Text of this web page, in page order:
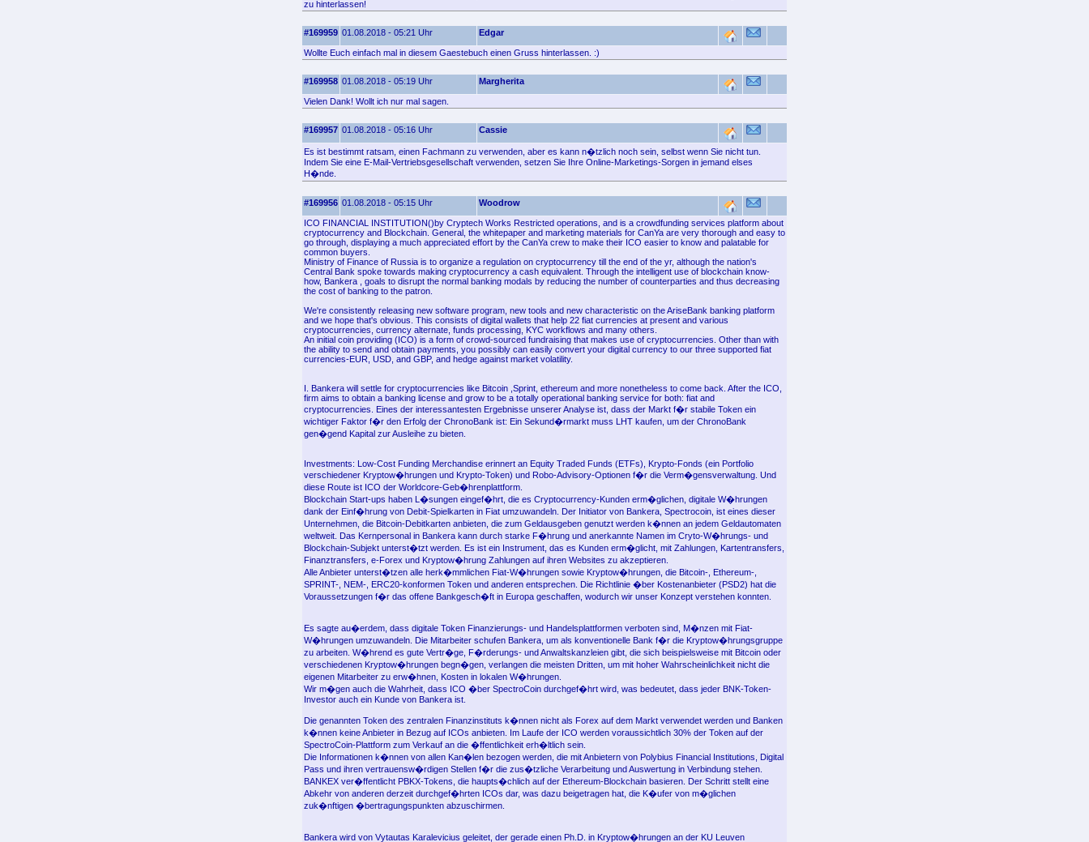
zu hinterlassen!
#169959 01.08.2018 - 05:21 Uhr Edgar
Wollte Euch einfach mal in diesem Gaestebuch einen Gruss hinterlassen. :)
#169958 01.08.2018 - 05:19 Uhr Margherita
Vielen Dank! Wollt ich nur mal sagen.
#169957 01.08.2018 - 05:16 Uhr Cassie
Es ist bestimmt ratsam, einen Fachmann zu verwenden, aber es kann n�tzlich noch sein, selbst wenn Sie nicht tun.
Indem Sie eine E-Mail-Vertriebsgesellschaft verwenden, setzen Sie Ihre Online-Marketings-Sorgen in jemand elses
H�nde.
#169956 01.08.2018 - 05:15 Uhr Woodrow
ICO FINANCIAL INSTITUTION()by Cryptech Works Restricted operations, and is a crowdfunding services platform about
cryptocurrency and Blockchain. General, the whitepaper and marketing materials for CanYa are very thorough and easy to
go through, displaying a much appreciated effort by the CanYa crew to make their ICO easier to know and palatable for
common buyers.
Ministry of Finance of Russia is to organize a regulation on cryptocurrency till the end of the yr, although the nation's
Central Bank spoke towards making cryptocurrency a cash equivalent. Through the intelligent use of blockchain know-
how, Bankera , goals to disrupt the normal banking modals by reducing the number of counterparties and thus decreasing
the cost of banking to the patron.
We're consistently releasing new software program, new tools and new characteristic on the AriseBank banking platform
and we hope that's obvious. This consists of digital wallets that help 22 fiat currencies at present and various
cryptocurrencies, currency alternate, funds processing, KYC workflows and many others.
An initial coin providing (ICO) is a form of crowd-sourced fundraising that makes use of cryptocurrencies. Other than with
the ability to send and obtain payments, you possibly can easily convert your digital currency to our three supported fiat
currencies-EUR, USD, and GBP, and hedge against market volatility.
I. Bankera will settle for cryptocurrencies like Bitcoin ,Sprint, ethereum and more nonetheless to come back. After the ICO,
firm aims to obtain a banking license and grow to be a totally operational banking service for both: fiat and
cryptocurrencies. Eines der interessantesten Ergebnisse unserer Analyse ist, dass der Markt f�r stabile Token ein
wichtiger Faktor f�r den Erfolg der ChronoBank ist: Ein Sekund�rmarkt muss LHT kaufen, um der ChronoBank
gen�gend Kapital zur Ausleihe zu bieten.
Investments: Low-Cost Funding Merchandise erinnert an Equity Traded Funds (ETFs), Krypto-Fonds (ein Portfolio
verschiedener Kryptow�hrungen und Krypto-Token) und Robo-Advisory-Optionen f�r die Verm�gensverwaltung. Und
diese Route ist ICO der Worldcore-Geb�hrenplattform.
Blockchain Start-ups haben L�sungen eingef�hrt, die es Cryptocurrency-Kunden erm�glichen, digitale W�hrungen
dank der Einf�hrung von Debit-Spielkarten in Fiat umzuwandeln. Der Initiator von Bankera, Spectrocoin, ist eines dieser
Unternehmen, die Bitcoin-Debitkarten anbieten, die zum Geldausgeben genutzt werden k�nnen an jedem Geldautomaten
weltweit. Das Kernpersonal in Bankera kann durch starke F�hrung und anerkannte Namen im Cryto-W�hrungs- und
Blockchain-Subjekt unterst�tzt werden. Es ist ein Instrument, das es Kunden erm�glicht, mit Zahlungen, Kartentransfers,
Finanztransfers, e-Forex und Kryptow�hrung Zahlungen auf ihren Websites zu akzeptieren.
Alle Anbieter unterst�tzen alle herk�mmlichen Fiat-W�hrungen sowie Kryptow�hrungen, die Bitcoin-, Ethereum-,
SPRINT-, NEM-, ERC20-konformen Token und anderen entsprechen. Die Richtlinie �ber Kostenanbieter (PSD2) hat die
Voraussetzungen f�r das offene Bankgesch�ft in Europa geschaffen, wodurch wir unser Konzept verstehen konnten.
Es sagte au�erdem, dass digitale Token Finanzierungs- und Handelsplattformen verboten sind, M�nzen mit Fiat-
W�hrungen umzuwandeln. Die Mitarbeiter schufen Bankera, um als konventionelle Bank f�r die Kryptow�hrungsgruppe
zu arbeiten. W�hrend es gute Vertr�ge, F�rderungs- und Anwaltskanzleien gibt, die sich beispielsweise mit Bitcoin oder
verschiedenen Kryptow�hrungen begn�gen, verlangen die meisten Dritten, um mit hoher Wahrscheinlichkeit nicht die
eigenen Mitarbeiter zu erw�hnen, Kosten in lokalen W�hrungen.
Wir m�gen auch die Wahrheit, dass ICO �ber SpectroCoin durchgef�hrt wird, was bedeutet, dass jeder BNK-Token-
Investor auch ein Kunde von Bankera ist.
Die genannten Token des zentralen Finanzinstituts k�nnen nicht als Forex auf dem Markt verwendet werden und Banken
k�nnen keine Anbieter in Bezug auf ICOs anbieten. Im Laufe der ICO werden voraussichtlich 30% der Token auf der
SpectroCoin-Plattform zum Verkauf an die �ffentlichkeit erh�ltlich sein.
Die Informationen k�nnen von allen Kan�len bezogen werden, die mit Anbietern von Polybius Financial Institutions, Digital
Pass und ihren vertrauensw�rdigen Stellen f�r die zus�tzliche Verarbeitung und Auswertung in Verbindung stehen.
BANKEX ver�ffentlicht PBKX-Tokens, die haupts�chlich auf der Ethereum-Blockchain basieren. Der Schritt stellt eine
Abkehr von anderen derzeit durchgef�hrten ICOs dar, was dazu beigetragen hat, die K�ufer von m�glichen
zuk�nftigen �bertragungspunkten abzuschirmen.
Bankera wird von Vytautas Karalevicius geleitet, der gerade einen Ph.D. in Kryptow�hrungen an der KU Leuven